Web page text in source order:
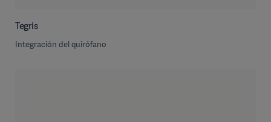
Tegris
Integración del quirófano